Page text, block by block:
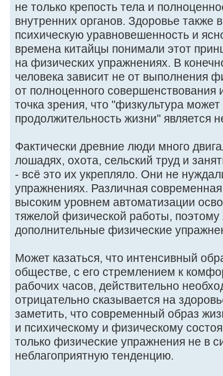
не только крепость тела и
внутренних органов. Здоровье также
психическую уравновешенность и
времена китайцы понимали этот
на физических упражнениях. В
человека зависит не от выполнения
от полноценного совершенствования
точка зрения, что "физкультура может
продолжительность жизни" является
Фактически древние люди много
лошадях, охота, сельский труд и
- всё это их укрепляло. Они не
упражнениях. Различная
высоким уровнем автоматизации
тяжелой физической работы,
дополнительные физические
Может казаться, что интенсивный
обществе, с его стремлением к
рабочих часов, действительно
отрицательно сказывается на
заметить, что современный образ
и психическому и физическому
только физические упражнения не в
неблагоприятную тенденцию.